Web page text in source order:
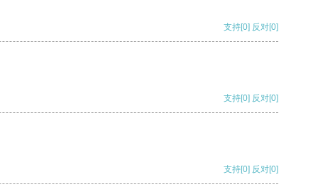
支持[0] 反对[0]
支持[0] 反对[0]
支持[0] 反对[0]